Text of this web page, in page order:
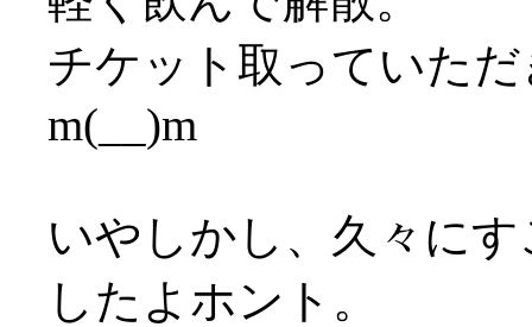
チケット取っていた
m(__)m
いやしかし、久々に
したよホント。